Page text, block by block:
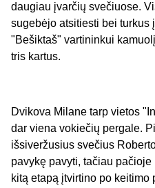
daugiau įvarčių svečiuose.
sugebėjo atsitiesti bei turkus
"Bešiktaš" vartininkui
tris kartus.
Dvikova Milane tarp vietos
dar viena vokiečių pergale.
išsiveržusius svečius
pavykę pavyti, tačiau
kitą etapą įtvirtino po